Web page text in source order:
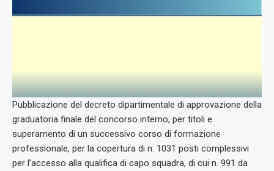
Pubblicazione del decreto dipartimentale di approvazione della
graduatoria finale del concorso interno, per titoli e
superamento di un successivo corso di formazione
professionale, per la copertura di n. 1031 posti complessivi
per l’accesso alla qualifica di capo squadra, di cui n. 991 da